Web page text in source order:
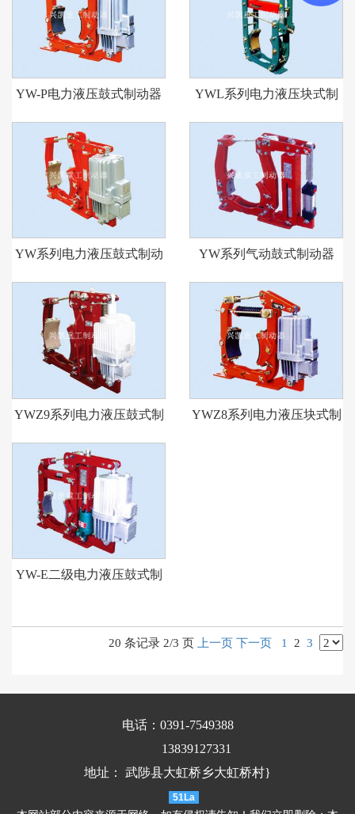
YW-P电力液压鼓式制动器 YWL系列电力液压块式制
动器
YW系列电力液压鼓式制动
器
YW系列气动鼓式制动器
YWZ9系列电力液压鼓式制
动器
YWZ8系列电力液压块式制
YW-E二级电力液压鼓式制
20 条记录 2/3 页 上一页 下一页 1 2 3
电话：0391-7549388
13839127331
地址： 武陟县大虹桥乡大虹桥村}
51La